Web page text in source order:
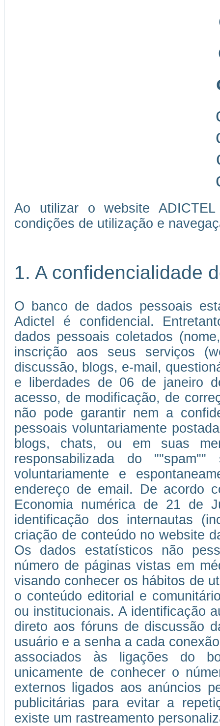
Ao utilizar o website
condições de utilização e
1. A confidencialidade
O banco de dados pessoais
Adictel é confidencial.
dados pessoais coletados
inscrição aos seus serviços
discussão, blogs, e-mail,
e liberdades de 06 de janeiro
acesso, de modificação, de
não pode garantir nem a
pessoais voluntariamente
blogs, chats, ou em suas
responsabilizada do
voluntariamente e
endereço de email. De acordo
Economia numérica de 21 de
identificação dos internautas
criação de conteúdo no website
Os dados estatísticos não
número de páginas vistas em
visando conhecer os hábitos de
o conteúdo editorial e
ou institucionais. A identificação
direto aos fóruns de discussão
usuário e a senha a cada
associados às ligações do
unicamente de conhecer o
externos ligados aos anúncios
publicitárias para evitar a
existe um rastreamento